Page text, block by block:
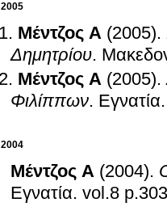
2005
Μέντζος Α (2005).
Δημητρίου.
Μέντζος Α (2005).
Φιλίππων. Εγνατία
2004
Μέντζος Α (2004).
Εγνατία. vol.8